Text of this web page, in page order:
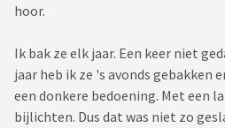
hoor.
Ik bak ze elk jaar. Een keer niet
jaar heb ik ze 's avonds gebakken
een donkere bedoening. Met een
bijlichten. Dus dat was niet zo